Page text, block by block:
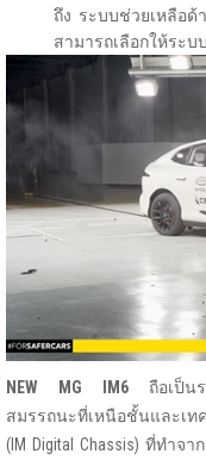
ถึง ระบบช่วยเหลือด้
สามารถเลือกให้ระ
NEW MG IM6 ถือเป็น
สมรรถนะที่เหนือชั้นและเ
(IM Digital Chassis) ที่ทำจา